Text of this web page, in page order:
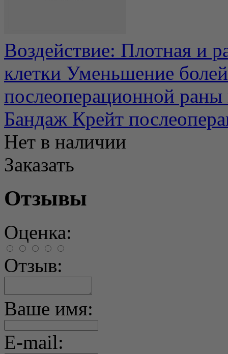
Воздействие: Плотная и
клетки Уменьшение
послеоперационной
Бандаж Крейт
Нет в наличии
Заказать
Отзывы
Оценка:
Отзыв:
Ваше имя:
E-mail: